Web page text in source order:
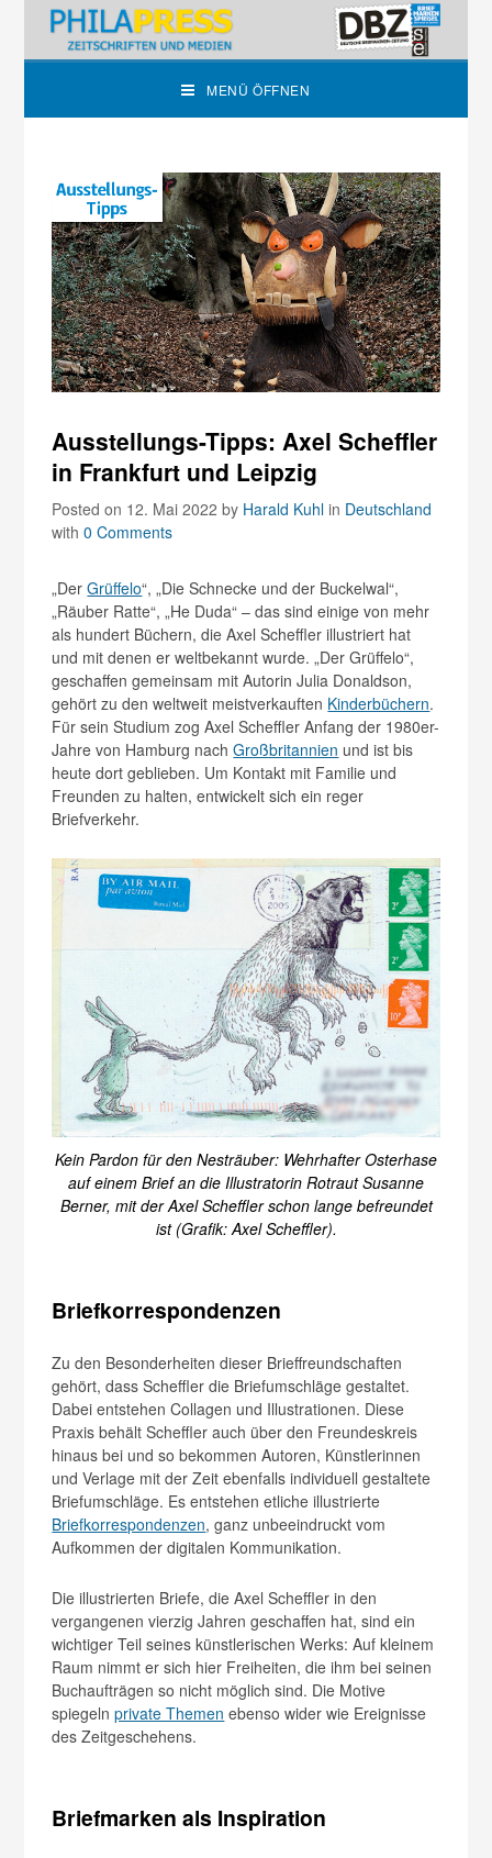
MENÜ ÖFFNEN
Ausstellungs-Tipps: Axel Scheffler
in Frankfurt und Leipzig
Posted on 12. Mai 2022by Harald Kuhl in Deutschland
with0 Comments
„DerGrüffelo“, „Die Schnecke und der Buckelwal“,
„Räuber Ratte“, „He Duda“ – das sind einige von mehr
als hundert Büchern, die Axel Scheffler illustriert hat
und mit denen er weltbekannt wurde. „Der Grüffelo“,
geschaffen gemeinsam mit Autorin Julia Donaldson,
gehört zu den weltweit meistverkauften Kinderbüchern.
Für sein Studium zog Axel Scheffler Anfang der 1980er-
Jahre von Hamburg nachGroßbritannien und ist bis
heute dort geblieben. Um Kontakt mit Familie und
Freunden zu halten, entwickelt sich ein reger
Briefverkehr.
Kein Pardon für den Nesträuber: Wehrhafter Osterhase
auf einem Brief an die Illustratorin Rotraut Susanne
Berner, mit der Axel Scheffler schon lange befreundet
ist (Grafik: Axel Scheffler).
Briefkorrespondenzen
Zu den Besonderheiten dieser Brieffreundschaften
gehört, dass Scheffler die Briefumschläge gestaltet.
Dabei entstehen Collagen und Illustrationen. Diese
Praxis behält Scheffler auch über den Freundeskreis
hinaus bei und so bekommen Autoren, Künstlerinnen
und Verlage mit der Zeit ebenfalls individuell gestaltete
Briefumschläge. Es entstehen etliche illustrierte
Briefkorrespondenzen, ganz unbeeindruckt vom
Aufkommen der digitalen Kommunikation.
Die illustrierten Briefe, die Axel Scheffler in den
vergangenen vierzig Jahren geschaffen hat, sind ein
wichtiger Teil seines künstlerischen Werks: Auf kleinem
Raum nimmt er sich hier Freiheiten, die ihm bei seinen
Buchaufträgen so nicht möglich sind. Die Motive
spiegelnprivate Themen ebenso wider wie Ereignisse
des Zeitgeschehens.
Briefmarken als Inspiration